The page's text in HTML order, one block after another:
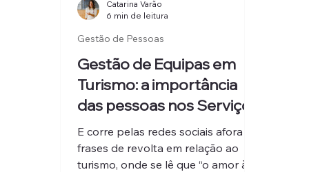
Gestão de Equipas em
Turismo: a importância
das pessoas nos Serviços
E corre pelas redes sociais afora
frases de revolta em relação ao
turismo, onde se lê que “o amor à
Gestão de Pessoas
Catarina Varão
6 min de leitura